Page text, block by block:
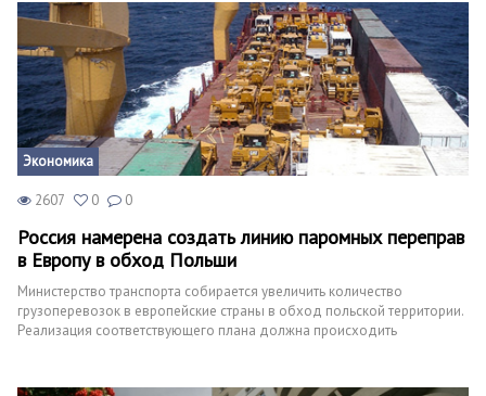
Экономика
2607 0 0
Россия намерена создать линию паромных переправ
в Европу в обход Польши
Министерство транспорта собирается увеличить количество
грузоперевозок в европейские страны в обход польской территории.
Реализация соответствующего плана должна происходить